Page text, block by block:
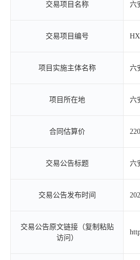
交易项目名称 六
交易项目编号
项目实施主体名称 六
项目所在地 六
合同估算价
交易公告标题 六
交易公告发布时间
交易公告原文链接（复制粘贴
访问）